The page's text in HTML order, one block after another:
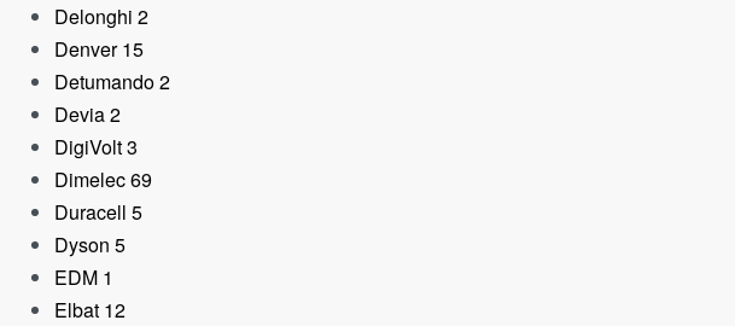
Delonghi 2
Denver 15
Detumando2
Devia2
DigiVolt3
Dimelec69
Duracell 5
Dyson 5
EDM 1
Elbat 12